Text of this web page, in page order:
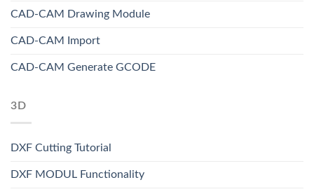
CAD-CAM Drawing Module
CAD-CAM Import
CAD-CAM Generate GCODE
3D
DXF Cutting Tutorial
DXF MODUL Functionality